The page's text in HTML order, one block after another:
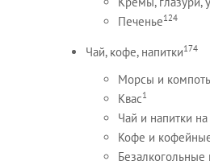
Печенье124
Чай, кофе, напитки174
Морсы и
Квас1
Чай и напитки
Кофе и
Безалкогольные